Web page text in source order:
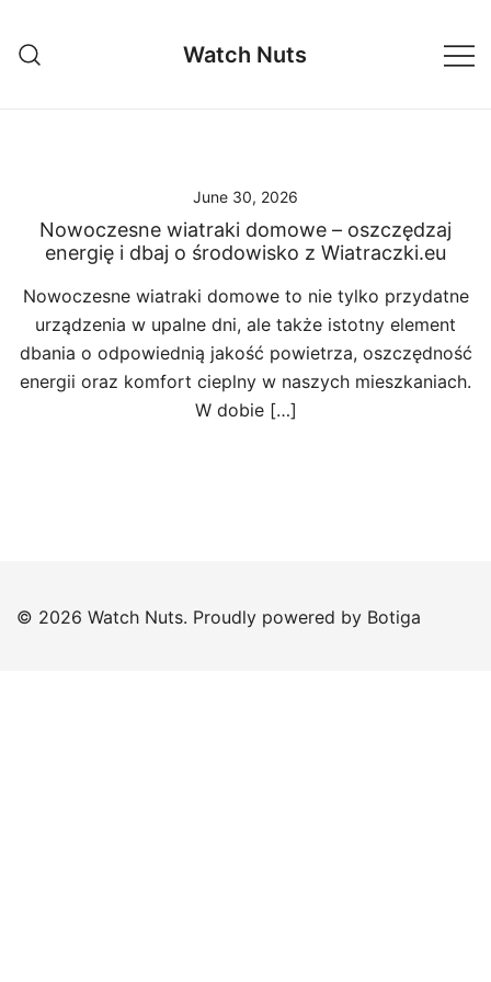
content
Watch Nuts
June 30, 2026
Nowoczesne wiatraki domowe – oszczędzaj
energię i dbaj o środowisko z Wiatraczki.eu
Nowoczesne wiatraki domowe to nie tylko przydatne
urządzenia w upalne dni, ale także istotny element
dbania o odpowiednią jakość powietrza, oszczędność
energii oraz komfort cieplny w naszych mieszkaniach.
W dobie […]
© 2026 Watch Nuts. Proudly powered by Botiga